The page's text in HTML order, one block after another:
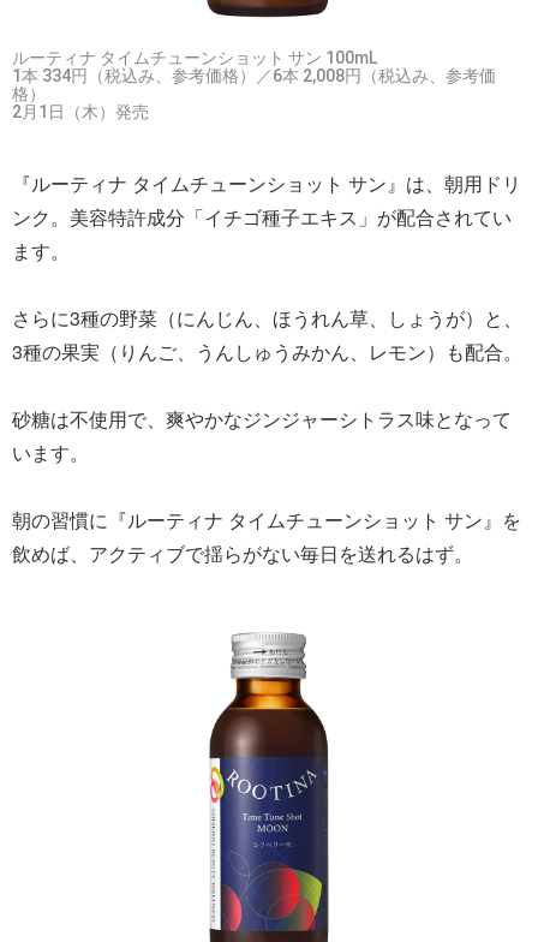
ルーティナ タイムチューンショット サン 100mL
1本 334円（税込み、参考価格）／6本 2,008円（税込み、参考価
格）
2月1日（木）発売
『ルーティナ タイムチューンショット サン』は、朝用ドリ
ンク。美容特許成分「イチゴ種子エキス」が配合されてい
ます。
さらに3種の野菜（にんじん、ほうれん草、しょうが）と、
3種の果実（りんご、うんしゅうみかん、レモン）も配合。
砂糖は不使用で、爽やかなジンジャーシトラス味となって
います。
朝の習慣に『ルーティナ タイムチューンショット サン』を
飲めば、アクティブで揺らがない毎日を送れるはず。